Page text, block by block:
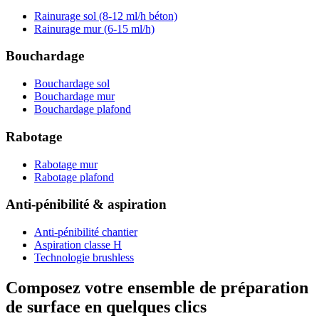
Rainurage sol (8-12 ml/h béton)
Rainurage mur (6-15 ml/h)
Bouchardage
Bouchardage sol
Bouchardage mur
Bouchardage plafond
Rabotage
Rabotage mur
Rabotage plafond
Anti-pénibilité & aspiration
Anti-pénibilité chantier
Aspiration classe H
Technologie brushless
Composez votre ensemble de préparation
de surface en quelques clics